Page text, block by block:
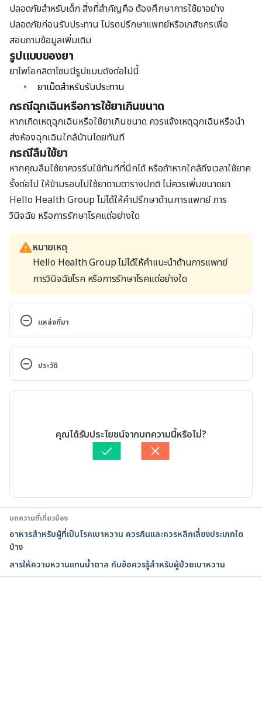
ปลอดภัยสำหรับเด็ก สิ่งที่สำคัญคือ ต้องศึกษาการใช้ยาอย่าง
ปลอดภัยก่อนรับประทาน โปรดปรึกษาแพทย์หรือเภสัชกรเพื่อ
สอบถามข้อมูลเพิ่มเติม
รูปแบบของยา
ยาไพโอกลิตาโซนมีรูปแบบดังต่อไปนี้
ยาเม็ดสำหรับรับประทาน
กรณีฉุกเฉินหรือการใช้ยาเกินขนาด
หากเกิดเหตุฉุกเฉินหรือใช้ยาเกินขนาด ควรแจ้งเหตุฉุกเฉินหรือนำ
ส่งห้องฉุกเฉินใกล้บ้านโดยทันที
กรณีลืมใช้ยา
หากคุณลืมใช้ยาควรรีบใช้ทันทีที่นึกได้ หรือถ้าหากใกล้ถึงเวลาใช้ยาค
รั้งต่อไป ให้ข้ามรอบไปใช้ยาตามตารางปกติ ไม่ควรเพิ่มขนาดยา
Hello Health Group ไม่ได้ให้คำปรึกษาด้านการแพทย์ การ
วินิจฉัย หรือการรักษาโรคแต่อย่างใด
หมายเหตุ
Hello Health Group ไม่ได้ให้คำแนะนำด้านการแพทย์
การวินิจฉัยโรค หรือการรักษาโรคแต่อย่างใด
แหล่งที่มา
Pioglitazone Dosage.
https://www.drugs.com/dosage/pioglitazone.html.
Accessed April 5, 2018.
17406/pioglitazone-oral/details.  Accessed April 5,
ประวัติ
เขียนโดย จิดาภา ติยะสิริทานนท์
ตรวจสอบข้อมูลทางการแพทย์โดยเภสัชกรวิสสุตา ชั้นประเสริฐ
ชลธิชา จันทร์วิบูลย์
คุณได้รับประโยชน์จากบทความนี้หรือไม่?
บทความที่เกี่ยวข้อง
อาหารสำหรับผู้ที่เป็นโรคเบาหวาน ควรกินและควรหลีกเลี่ยงประเภทใด
บ้าง
สารให้ความหวานแทนน้ำตาล กับข้อควรรู้สำหรับผู้ป่วยเบาหวาน